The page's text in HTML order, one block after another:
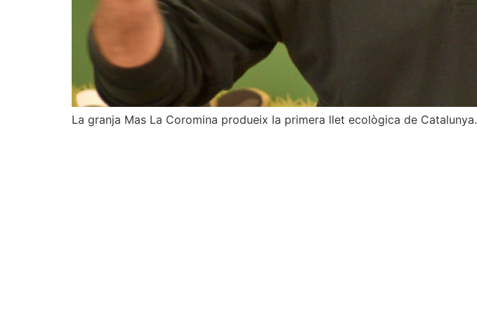
La granja Mas La Coromina produeix la primera llet ecològica de Catalunya.